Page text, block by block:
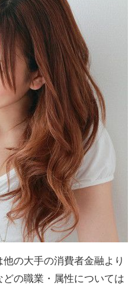
の大手の消費者金融より
の職業・属性については